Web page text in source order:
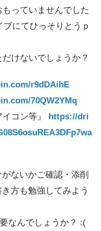
っていませんでした
にてひっそりとうｐ
けないでしょうか？
r9dDAihE
70QW2YMq
コン等』 https://dri
ないかご確認・添削
方も勉強してみよう
なんでしょうか？ :(